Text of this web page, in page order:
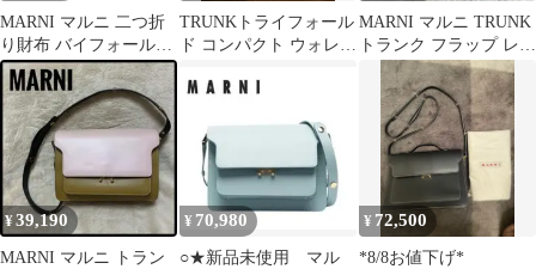
MARNI マルニ 二つ折
り財布 バイフォールド
マルチカラー ミニウォ
レット
TRUNKトライフォール
ド コンパクト ウォレッ
MARNI マルニ TRUNK
トランク フラップ レザ
ー ショルダーバッグ
¥39,190
MARNI マルニ トラン
¥ 70,980
○★新品未使用 マル
¥ 72,500
*8/8お値下げ*